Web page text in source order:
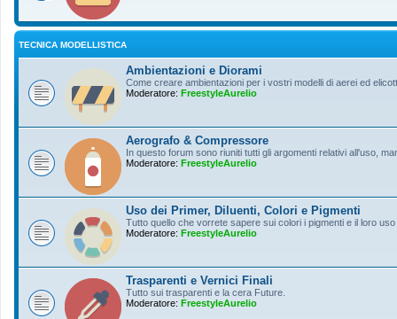
TECNICA MODELLISTICA
Ambientazioni e Diorami
Come creare ambientazioni per i vostri modelli di aerei ed
Moderatore: FreestyleAurelio
Aerografo & Compressore
In questo forum sono riuniti tutti gli argomenti relativi all'uso,
Moderatore: FreestyleAurelio
Uso dei Primer, Diluenti, Colori e Pigmenti
Tutto quello che vorrete sapere sui colori i pigmenti e il loro
Moderatore: FreestyleAurelio
Trasparenti e Vernici Finali
Tutto sui trasparenti e la cera Future.
Moderatore: FreestyleAurelio